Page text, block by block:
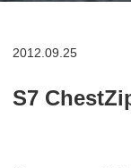
2012.09.25
S7